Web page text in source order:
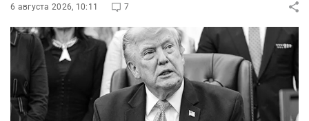
6 августа 2026, 10:11 7